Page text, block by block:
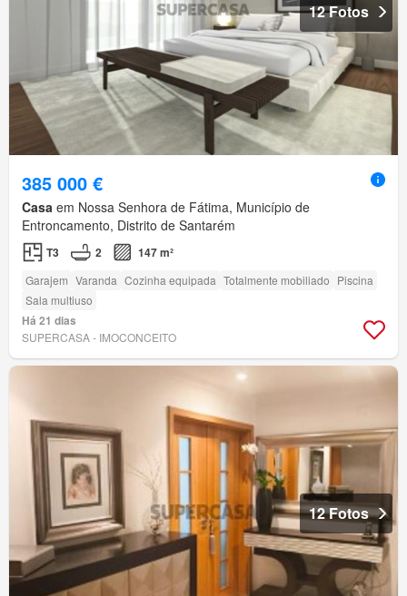
12 Fotos
385 000 €
Casa em Nossa Senhora de Fátima, Município de
Entroncamento, Distrito de Santarém
T3 2 147 m²
Garajem Varanda Cozinha equipada Totalmente mobiliado Piscina
Sala multiuso
Há 21 dias
SUPERCASA - IMOCONCEITO
12 Fotos